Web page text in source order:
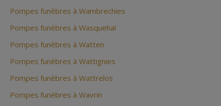
Pompes funèbres à Wambrechies
Pompes funèbres à Wasquehal
Pompes funèbres à Watten
Pompes funèbres à Wattignies
Pompes funèbres à Wattrelos
Pompes funèbres à Wavrin